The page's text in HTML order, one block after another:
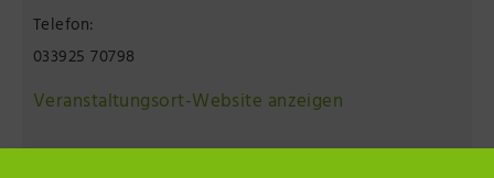
Telefon:
033925 70798
Veranstaltungsort-Website anzeigen